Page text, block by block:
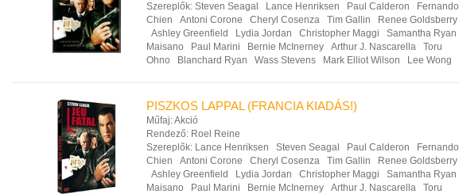
Szereplők: Steven Seagal Lance Henriksen Paul Calderon
Fernando
Chien
Antoni Corone Cheryl Cosenza Tim Gallin
Renee Goldsberry
Ashley Greenfield
Lydia Jordan Christopher Maggi
Samantha Ryan
Maisano
Paul Marini Bernie McInerney Arthur J. Nascarella
Toru
Ohno
Blanchard Ryan Wass Stevens Mark Elliot Wilson Lee Wong
PISZKOS LAPPAL (FRANCIA KIADÁS!)
Műfaj:Akció
Rendező: Roel Reine
Szereplők: Lance Henriksen Steven Seagal Paul Calderon
Fernando
Chien
Antoni Corone Cheryl Cosenza Tim Gallin
Renee Goldsberry
Ashley Greenfield
Lydia Jordan Christopher Maggi
Samantha Ryan
Maisano
Paul Marini Bernie McInerney Arthur J. Nascarella
Toru